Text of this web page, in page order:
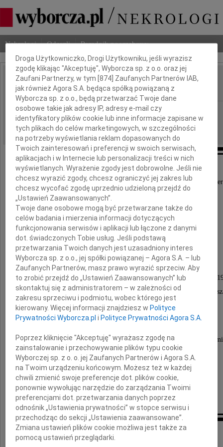
Nekrologi Odeszli Poradnik pogrzebowy
IMIĘ I NAZWISKO: Marek Dietrich
REGION: Warszawa
DATA EMISJI: 04.08.2009
Z głębokim żalem przyjęliśmy wiadomość o
prof. dr. hab. inż.
Marka Dietricha
Rektora Politechniki Warszawskiej w latach 1990-
Przewodniczącego Konferencji Rektorów Uczelni
w latach 1993-1996.
Jego śmierć jest ogromną stratą dla środowiska
Rektor i Senat
Szkoły Głównej Gospodarstwa Wiejskiego
Inne kondolencje
Dbamy o Twoją prywatność
Droga Użytkowniczko, Drogi Użytkowniku, jeśli wyrazisz
zgodę klikając "Akceptuję", Wyborcza sp. z o.o. oraz jej
Zaufani Partnerzy, w tym [874 ] Zaufanych Partnerów IAB,
jak również Agora S.A. będąca spółką powiązaną z
Wyborcza sp. z o.o., będą przetwarzać Twoje dane
osobowe takie jak adresy IP, adresy e-mail czy
identyfikatory plików cookie lub inne informacje zapisane w
tych plikach do celów marketingowych, w szczególności
na potrzeby wyświetlania reklam dopasowanych do
Twoich zainteresowań i preferencji w swoich serwisach,
aplikacjach i w Internecie lub personalizacji treści w nich
wyświetlanych. Wyrażenie zgody jest dobrowolne. Jeśli nie
chcesz wyrazić zgody, chcesz ograniczyć jej zakres lub
chcesz wycofać zgodę uprzednio udzieloną przejdź do
„Ustawień Zaawansowanych”.
Twoje dane osobowe mogą być przetwarzane także do
celów badania i mierzenia informacji dotyczących
funkcjonowania serwisów i aplikacji lub łączone z danymi
dot. świadczonych Tobie usług. Jeśli podstawą
przetwarzania Twoich danych jest uzasadniony interes
Wyborcza sp. z o.o., jej spółki powiązanej – Agora S.A. – lub
Zaufanych Partnerów, masz prawo wyrazić sprzeciw. Aby
to zrobić przejdź do „Ustawień Zaawansowanych” lub
skontaktuj się z administratorem – w zależności od
zakresu sprzeciwu i podmiotu, wobec którego jest
kierowany. Więcej informacji znajdziesz w Polityce
Prywatności Wyborcza.pl i Polityce Prywatności Agora S.A.
Poprzez kliknięcie "Akceptuję" wyrażasz zgodę na
zainstalowanie i przechowywanie plików typu cookie
Wyborczej sp. z o. o. jej Zaufanych Partnerów i Agora S.A.
na Twoim urządzeniu końcowym. Możesz też w każdej
chwili zmienić swoje preferencje dot. plików cookie,
ponownie wywołując narzędzie do zarządzania Twoimi
preferencjami dot. przetwarzania danych poprzez
odnośnik „Ustawienia prywatności” w stopce serwisu i
przechodząc do sekcji „Ustawienia zaawansowane”.
Zmiana ustawień plików cookie możliwa jest także za
pomocą ustawień przeglądarki.